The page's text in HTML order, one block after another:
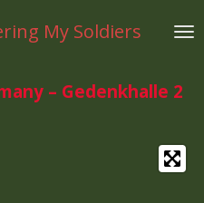
My Soldiers
– Gedenkhalle 2